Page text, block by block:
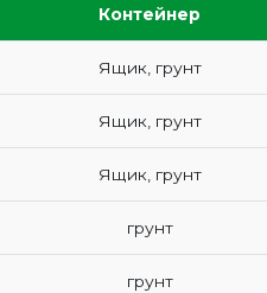
Контейнер
Ящик, грунт
Ящик, грунт
Ящик, грунт
грунт
грунт